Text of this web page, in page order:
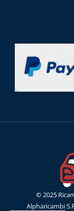
© 2025
Alpharicambi